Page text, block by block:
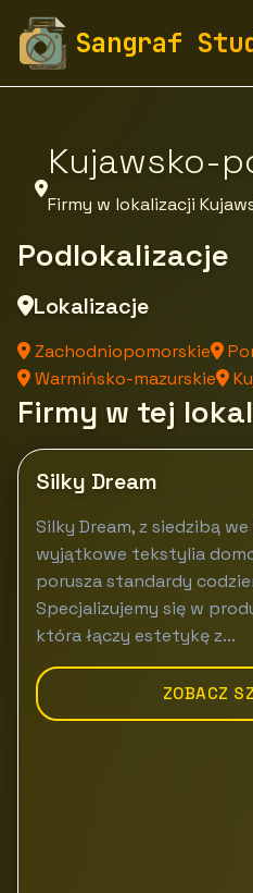
Sangraf
fototapety-sangraf.pl
Kujawsko-
Firmy w lokalizacji
Podlokalizacje
Lokalizacje
Zachodniopomorskie
Warmińsko-mazurskie
Firmy w tej
Silky Dream
Silky Dream, z siedzibą
wyjątkowe tekstylia
porusza standardy
Specjalizujemy się w
która łączy estetykę z...
ZOBACZ